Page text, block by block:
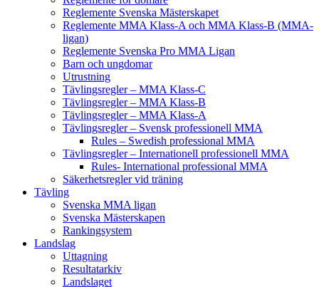
Reglemente Svenska Mästerskapet
Reglemente MMA Klass-A och MMA Klass-B (MMA-
ligan)
Reglemente Svenska Pro MMA Ligan
Barn och ungdomar
Utrustning
Tävlingsregler – MMA Klass-C
Tävlingsregler – MMA Klass-B
Tävlingsregler – MMA Klass-A
Tävlingsregler – Svensk professionell MMA
Rules – Swedish professional MMA
Tävlingsregler – Internationell professionell MMA
Rules- International professional MMA
Säkerhetsregler vid träning
Tävling
Svenska MMA ligan
Svenska Mästerskapen
Rankingsystem
Landslag
Uttagning
Resultatarkiv
Landslaget